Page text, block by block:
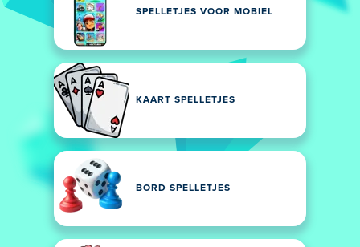
SPELLETJES VOOR MOBIEL
KAART SPELLETJES
BORD SPELLETJES